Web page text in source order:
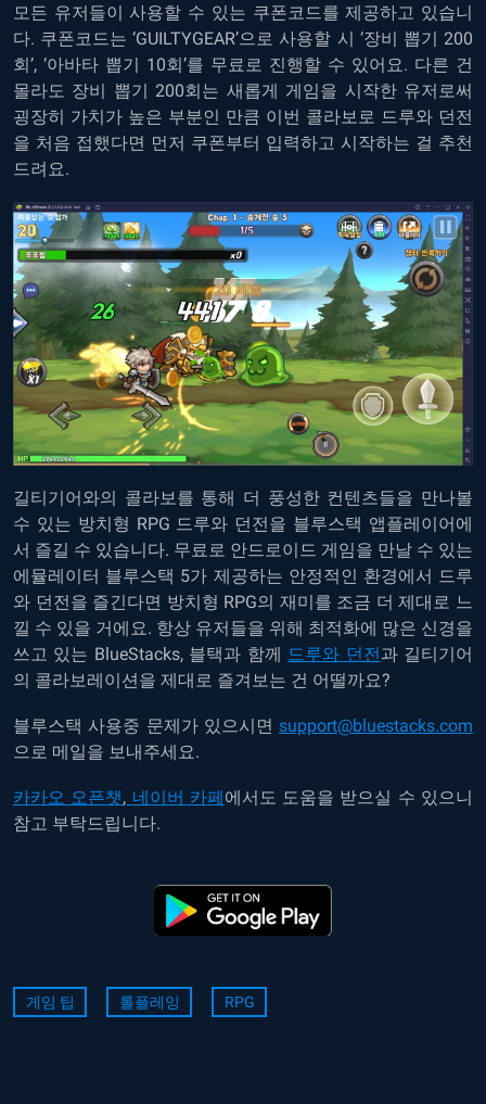
모든 유저들이 사용할 수 있는 쿠폰코드를 제공하고 있습니
다. 쿠폰코드는 ‘GUILTYGEAR’으로 사용할 시 ‘장비 뽑기 200
회’, ‘아바타 뽑기 10회’를 무료로 진행할 수 있어요. 다른 건
몰라도 장비 뽑기 200회는 새롭게 게임을 시작한 유저로써
굉장히 가치가 높은 부분인 만큼 이번 콜라보로 드루와 던전
을 처음 접했다면 먼저 쿠폰부터 입력하고 시작하는 걸 추천
드려요.
길티기어와의 콜라보를 통해 더 풍성한 컨텐츠들을 만나볼
수 있는 방치형 RPG 드루와 던전을 블루스택 앱플레이어에
서 즐길 수 있습니다. 무료로 안드로이드 게임을 만날 수 있는
에뮬레이터 블루스택 5가 제공하는 안정적인 환경에서 드루
와 던전을 즐긴다면 방치형 RPG의 재미를 조금 더 제대로 느
낄 수 있을 거에요. 항상 유저들을 위해 최적화에 많은 신경을
쓰고 있는 BlueStacks, 블택과 함께 드루와 던전과 길티기어
의 콜라보레이션을 제대로 즐겨보는 건 어떨까요?
블루스택 사용중 문제가 있으시면 support@bluestacks.com
으로 메일을 보내주세요.
카카오 오픈챗, 네이버 카페에서도 도움을 받으실 수 있으니
참고 부탁드립니다.
게임 팁 롤플레잉 RPG